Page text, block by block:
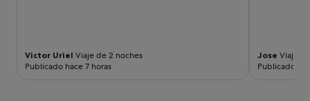
Victor Uriel Viaje de 2 noches
Publicado hace 7 horas
Jose Viaje
Publicado